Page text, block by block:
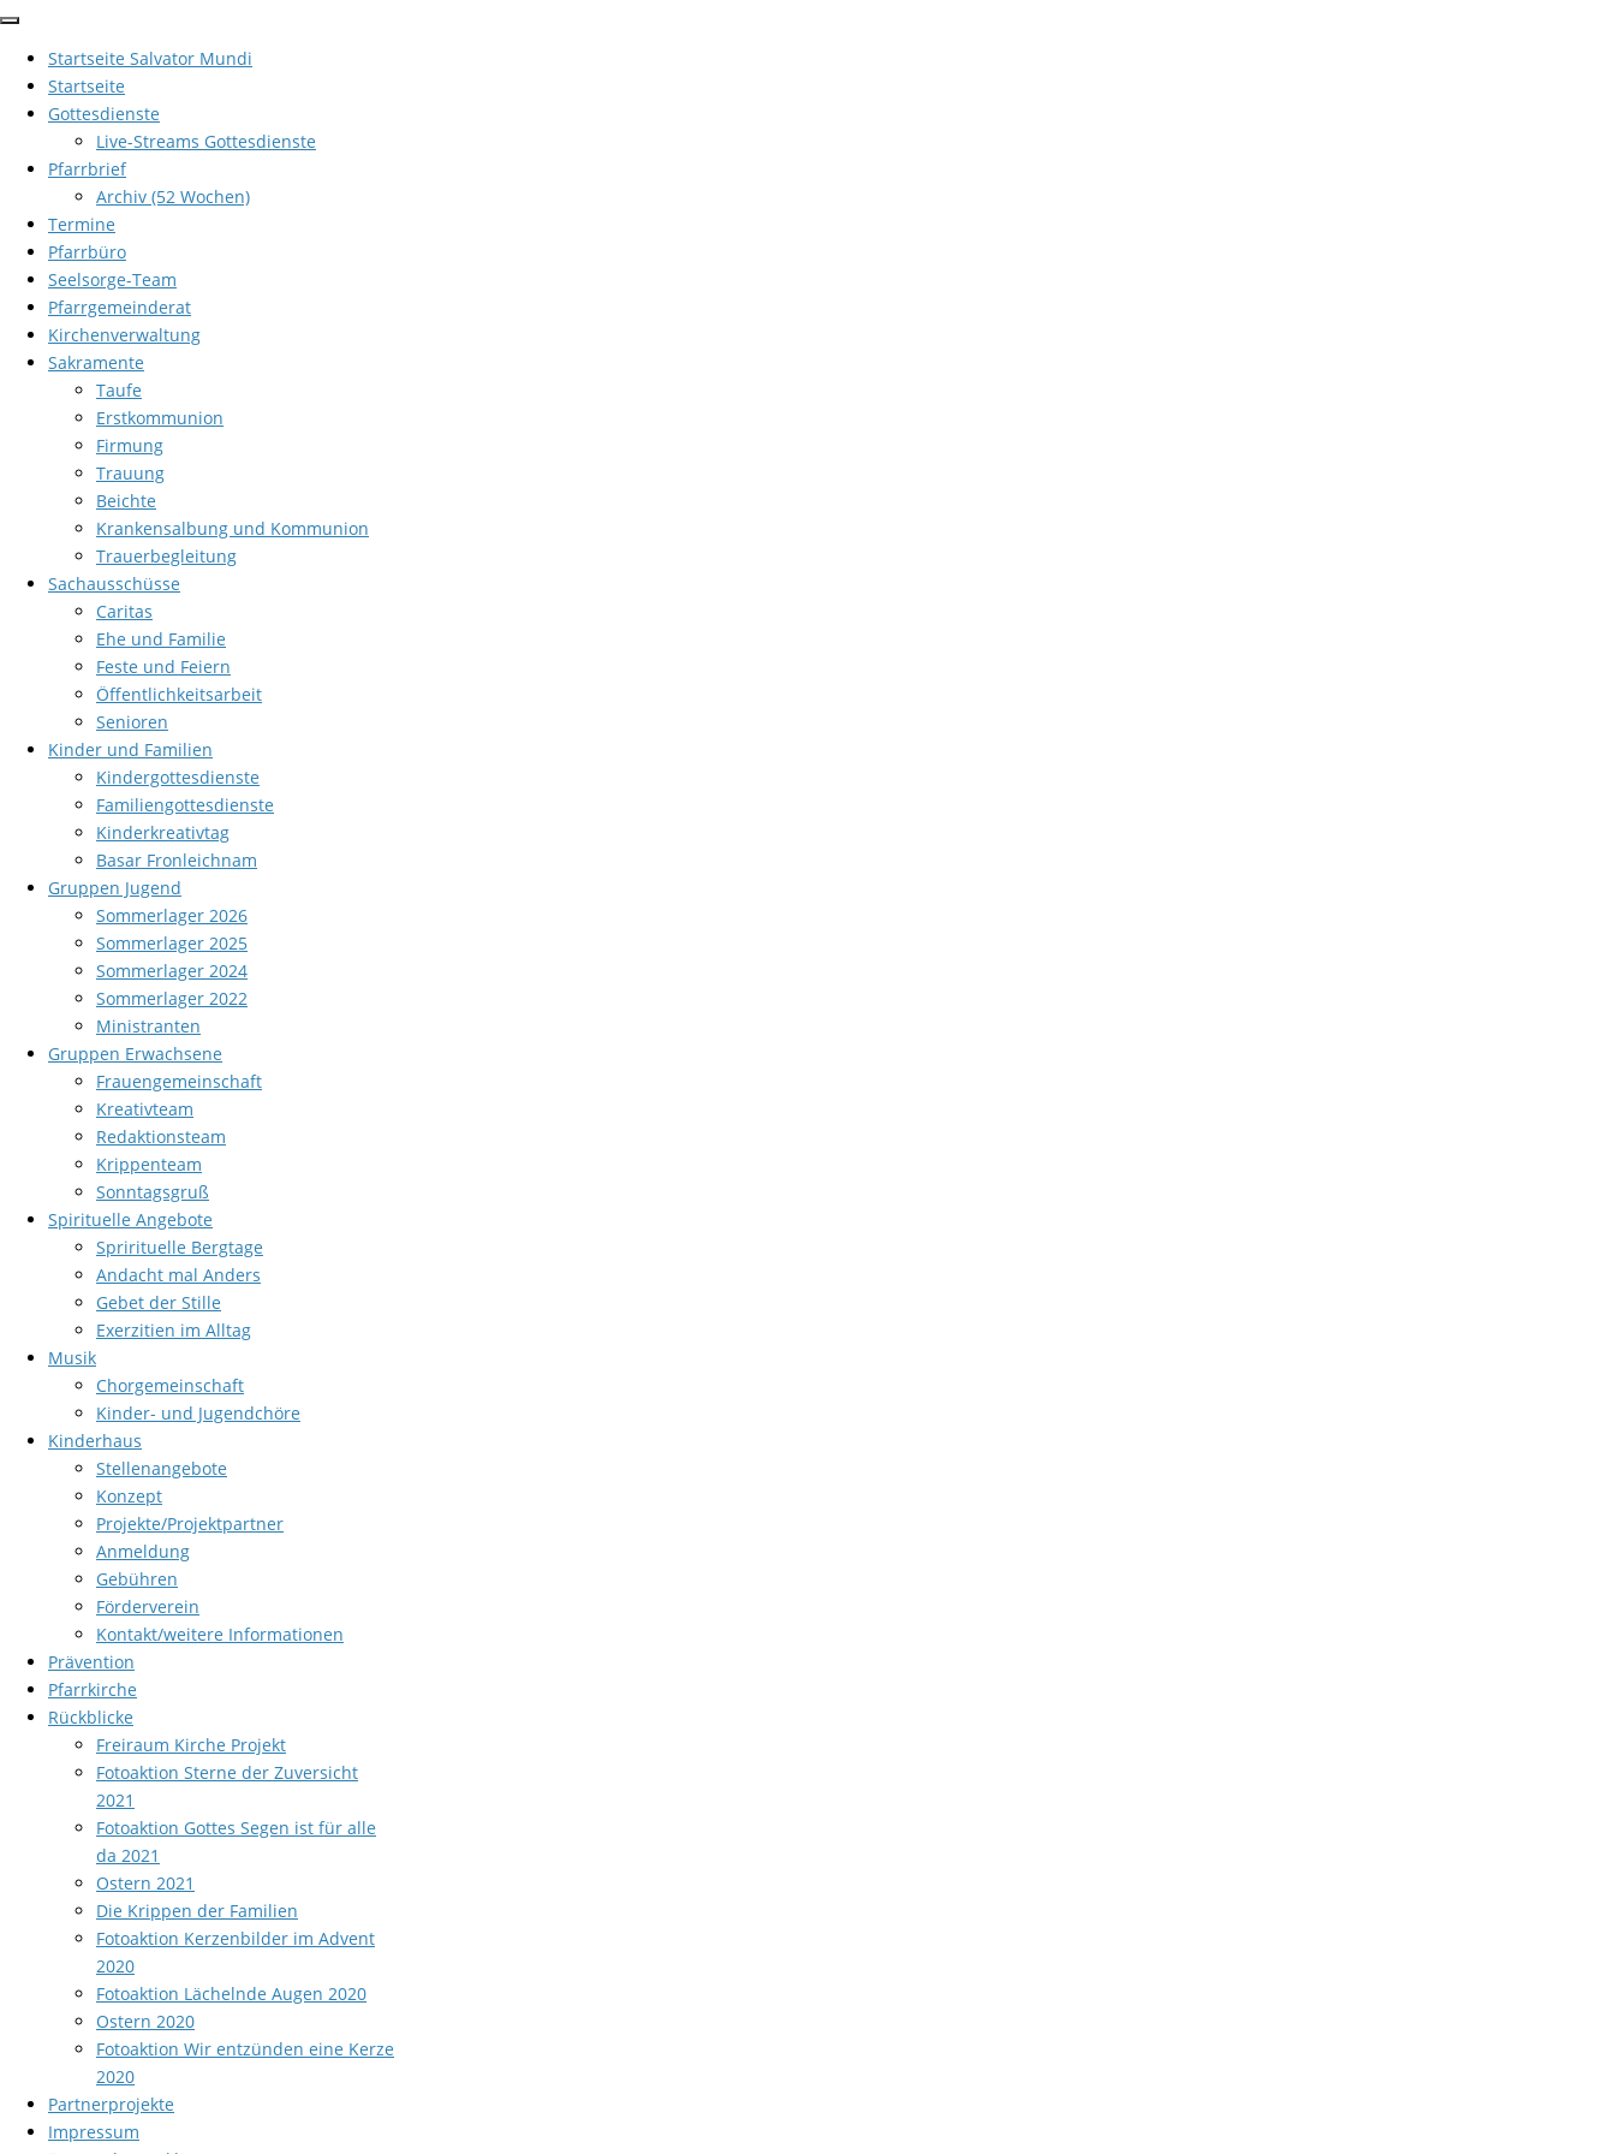
Zum
springenStartseite Salvator Mundi
Startseite
Gottesdienste
Live-Streams Gottesdienste
Pfarrbrief
Archiv (52 Wochen)
Termine
Pfarrbüro
Seelsorge-Team
Pfarrgemeinderat
Kirchenverwaltung
Sakramente
Taufe
Erstkommunion
Firmung
Trauung
Beichte
Krankensalbung und Kommunion
Trauerbegleitung
Sachausschüsse
Caritas
Ehe und Familie
Feste und Feiern
Öffentlichkeitsarbeit
Senioren
Kinder und Familien
Kindergottesdienste
Familiengottesdienste
Kinderkreativtag
Basar Fronleichnam
Gruppen Jugend
Sommerlager 2026
Sommerlager 2025
Sommerlager 2024
Sommerlager 2022
Ministranten
Gruppen Erwachsene
Frauengemeinschaft
Kreativteam
Redaktionsteam
Krippenteam
Sonntagsgruß
Spirituelle Angebote
Sprirituelle Bergtage
Andacht mal Anders
Gebet der Stille
Exerzitien im Alltag
Musik
Chorgemeinschaft
Kinder- und Jugendchöre
Kinderhaus
Stellenangebote
Konzept
Projekte/Projektpartner
Anmeldung
Gebühren
Förderverein
Kontakt/weitere Informationen
Prävention
Pfarrkirche
Rückblicke
Freiraum Kirche Projekt
Fotoaktion Sterne der Zuversicht
2021
Fotoaktion Gottes Segen ist für alle
da 2021
Ostern 2021
Die Krippen der Familien
Fotoaktion Kerzenbilder im Advent
2020
Fotoaktion Lächelnde Augen 2020
Ostern 2020
Fotoaktion Wir entzünden eine Kerze
2020
Partnerprojekte
Impressum